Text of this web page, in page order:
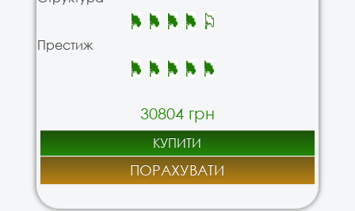
Престиж
30804 грн
КУПИТИ
ПОРАХУВАТИ